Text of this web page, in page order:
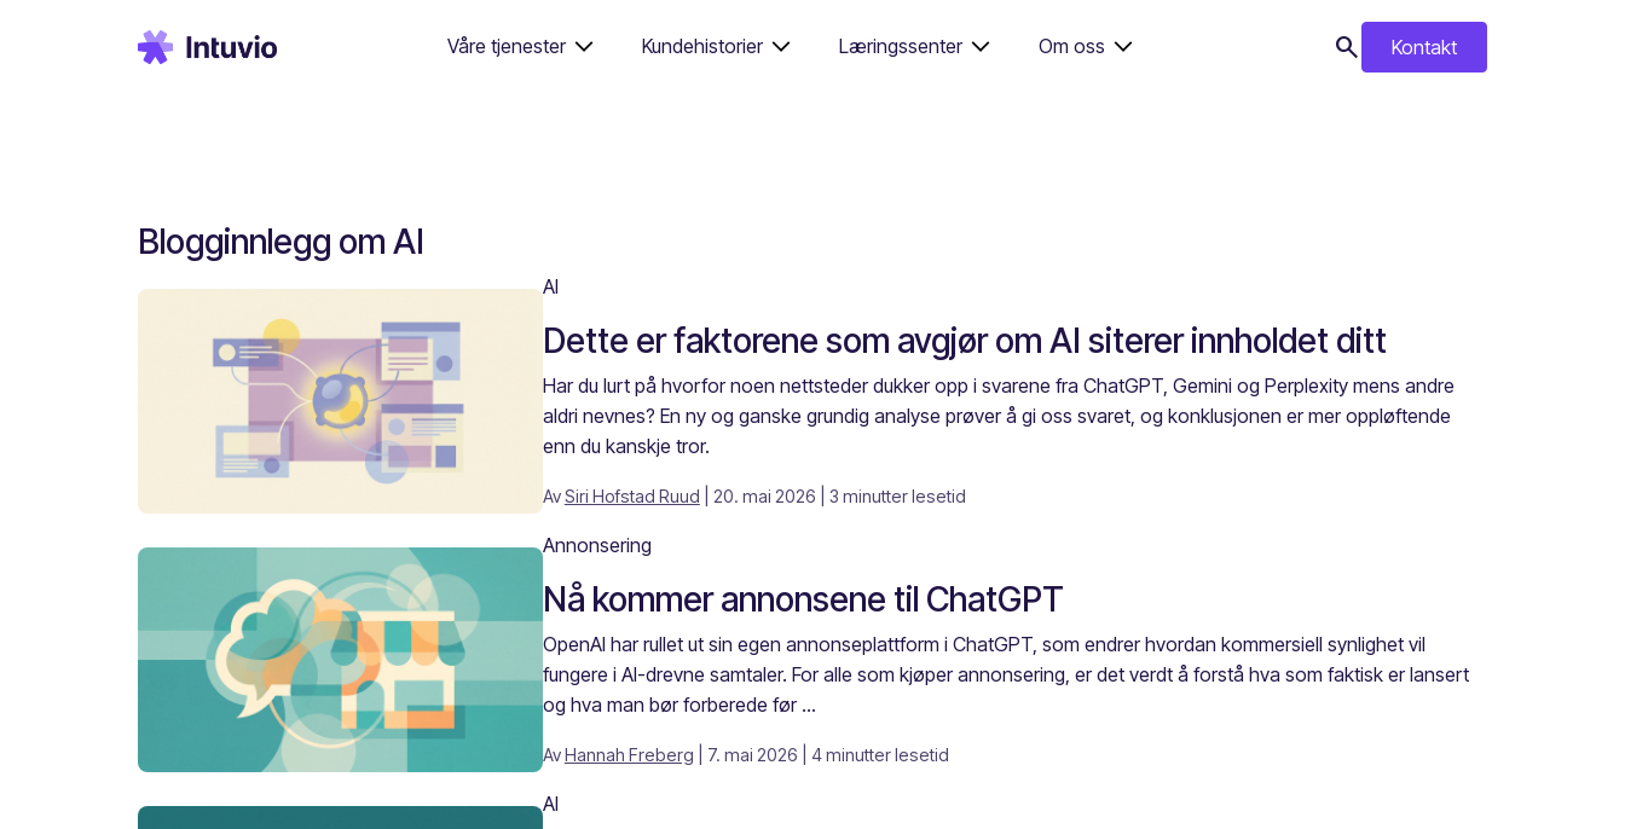
Våre tjenester Kundehistorier Læringssenter Om oss search Kontakt
Blogginnlegg om AI
AI
Dette er faktorene som avgjør om AI siterer innholdet ditt
Har du lurt på hvorfor noen nettsteder dukker opp i svarene fra ChatGPT, Gemini og Perplexity mens andre
aldri nevnes? En ny og ganske grundig analyse prøver å gi oss svaret, og konklusjonen er mer oppløftende
enn du kanskje tror.
AvSiri Hofstad Ruud | 20. mai 2026 | 3 minutter lesetid
Annonsering
Nå kommer annonsene til ChatGPT
OpenAI har rullet ut sin egen annonseplattform i ChatGPT, som endrer hvordan kommersiell synlighet vil
fungere i AI-drevne samtaler. For alle som kjøper annonsering, er det verdt å forstå hva som faktisk er lansert
og hva man bør forberede før ...
AvHannah Freberg | 7. mai 2026 | 4 minutter lesetid
AI